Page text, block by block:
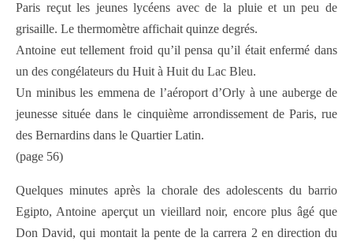
Paris reçut les jeunes lycéens avec de la pluie et un peu de
grisaille. Le thermomètre affichait quinze degrés.
Antoine eut tellement froid qu’il pensa qu’il était enfermé dans
un des congélateurs du Huit à Huit du Lac Bleu.
Un minibus les emmena de l’aéroport d’Orly à une auberge de
jeunesse située dans le cinquième arrondissement de Paris, rue
des Bernardins dans le Quartier Latin.
(page 56)
Quelques minutes après la chorale des adolescents du barrio
Egipto, Antoine aperçut un vieillard noir, encore plus âgé que
Don David, qui montait la pente de la carrera 2 en direction du